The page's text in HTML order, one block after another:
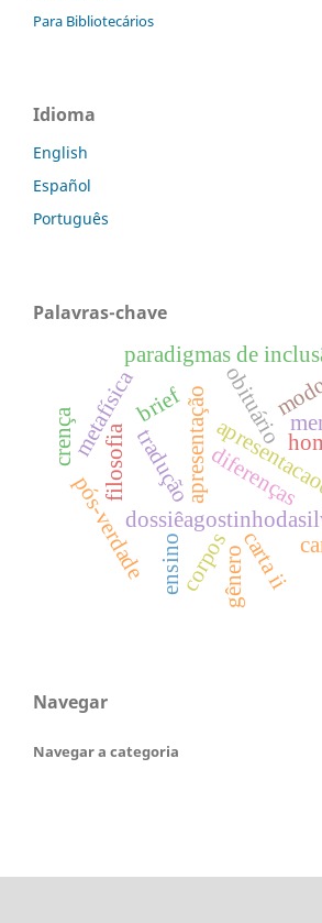
Para Bibliotecários
Idioma
English
Español
Português
Palavras-chave
apresentação
tradução
brief
carta ii
obituário
diferenças
corpos
paradigmas de
filosofia
metafísica
pós-verdade
crença
gênero
ensino
Navegar
Navegar a categoria